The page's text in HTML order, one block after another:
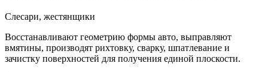
Слесари, жестянщики
Восстанавливают геометрию формы авто, выправляют
вмятины, производят рихтовку, сварку, шпатлевание и
зачистку поверхностей для получения единой плоскости.